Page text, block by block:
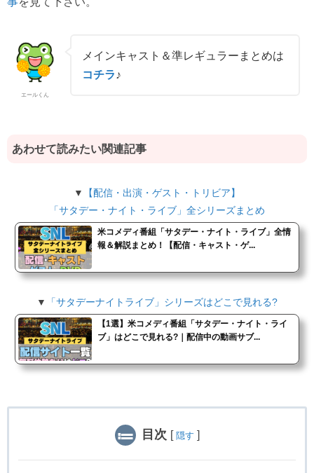
エールくん
メインキャスト＆準レギュラーまとめは
コチラ♪
あわせて読みたい関連記事
▼
【配信・出演・ゲスト・トリビア】
「サタデー・ナイト・ライブ」全シリーズまとめ
米コメディ番組「サタデー・ナイト・ライブ」全情
報＆解説まとめ！【配信・キャスト・ゲ...
▼ 「サタデーナイトライブ」シリーズはどこで見れる?
【1選】米コメディ番組「サタデー・ナイト・ライ
ブ」はどこで見れる?｜配信中の動画サブ...
目次 [ 隠す ]